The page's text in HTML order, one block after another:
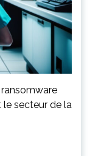
secteur de la